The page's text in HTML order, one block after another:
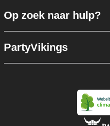
Op zoek naar hulp?
PartyVikings